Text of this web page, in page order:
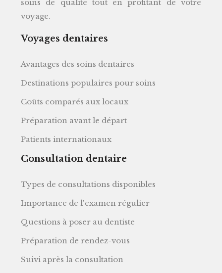
soins de qualité tout en profitant de votre
voyage.
Voyages dentaires
Avantages des soins dentaires
Destinations populaires pour soins
Coûts comparés aux locaux
Préparation avant le départ
Patients internationaux
Consultation dentaire
Types de consultations disponibles
Importance de l'examen régulier
Questions à poser au dentiste
Préparation de rendez-vous
Suivi après la consultation